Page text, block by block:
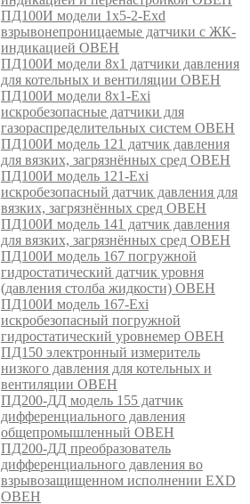
ПД100И модели 1х5-2-Exd
взрывонепроницаемые датчики с ЖК-
индикацией ОВЕН
ПД100И модели 8х1 датчики давления
для котельных и вентиляции ОВЕН
ПД100И модели 8х1-Exi
искробезопасные датчики для
газораспределительных систем ОВЕН
ПД100И модель 121 датчик давления
для вязких, загрязнённых сред ОВЕН
ПД100И модель 121-Exi
искробезопасный датчик давления для
вязких, загрязнённых сред ОВЕН
ПД100И модель 141 датчик давления
для вязких, загрязнённых сред ОВЕН
ПД100И модель 167 погружной
гидростатический датчик уровня
(давления столба жидкости) ОВЕН
ПД100И модель 167-Exi
искробезопасный погружной
гидростатический уровнемер ОВЕН
ПД150 электронный измеритель
низкого давления для котельных и
вентиляции ОВЕН
ПД200-ДД модель 155 датчик
дифференциального давления
общепромышленный ОВЕН
ПД200-ДД преобразователь
дифференциального давления во
взрывозащищенном исполнении EXD
ОВЕН